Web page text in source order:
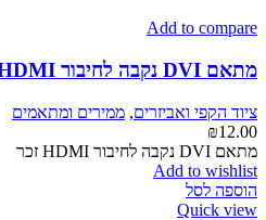
מספר
ניתן
לבחור
את
האפשרויות
בעמוד
המוצר
Add to compare
מתאם DVI נקבה לחיבור HDMI זכר
ציוד הקפי ואביזרים, ממירים ומתאמים
₪12.00
מתאם DVI נקבה לחיבור HDMI זכר
Add to wishlist
הוספה לסל
Quick view